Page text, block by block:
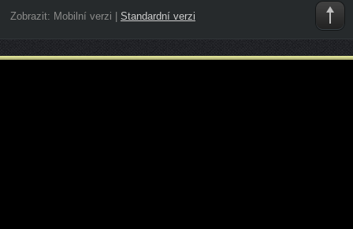
Zobrazit: Mobilní verzi Standardní verzi